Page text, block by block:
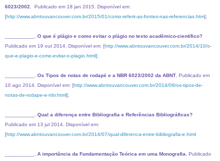
6023/2002.
Publicado em 18 jan 2015. Disponível em:
[http://www.abntouvancouver.com.br/2015/01/como-referir-as-fontes-nas-referencias.htm];
O que é plágio e como evitar o plágio no texto acadêmico-científico?
Publicado em 19 out 2014. Disponível em: [http://www.abntouvancouver.com.br/2014/10/o-
que-e-plagio-e-como-evitar-o-plagio.html];
Os Tipos de notas de rodapé e a NBR 6023/2002 da ABNT . Publicado em
10 ago 2014. Disponível em: [http://www.abntouvancouver.com.br/2014/08/os-tipos-de-
notas-de-rodape-e-nbr.html];
Qual a diferença entre Bibliografia e Referências Bibliográficas?
Publicado em 13 jul 2014. Disponível em:
[http://www.abntouvancouver.com.br/2014/07/qual-diferenca-entre-bibliografia-e.html
A importância da Fundamentação Teórica em uma Monografia. Publicado